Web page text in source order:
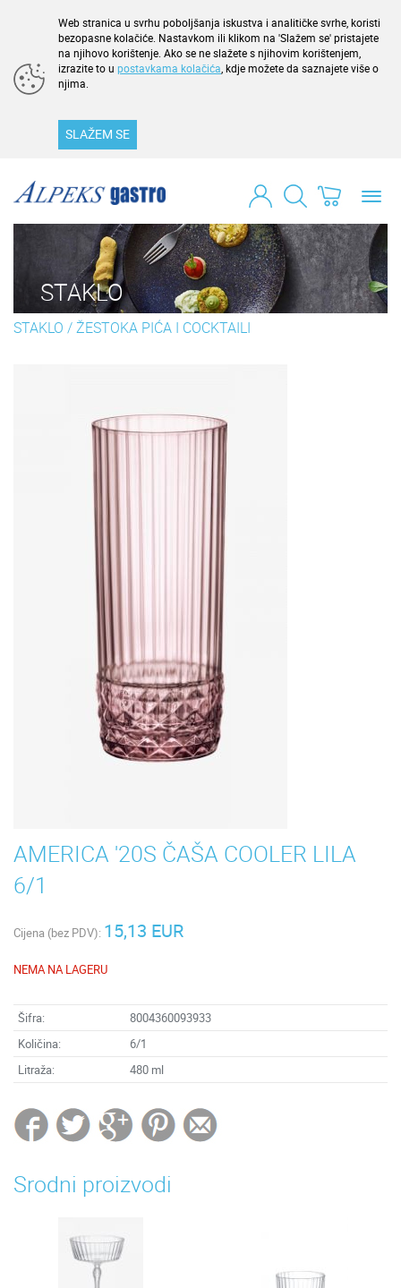
Web stranica u svrhu poboljšanja iskustva i analitičke svrhe, koristi
bezopasne kolačiće. Nastavkom ili klikom na 'Slažem se' pristajete
na njihovo korištenje. Ako se ne slažete s njihovim korištenjem,
izrazite to u postavkama kolačića , kdje možete da saznajete više o
njima.
SLAŽEM SE
STAKLO
STAKLO /ŽESTOKA PIĆA I COCKTAILI
AMERICA '20S ČAŠA COOLER LILA
6/1
Cijena (bez PDV): 15,13 EUR
NEMA NA LAGERU
Šifra:
8004360093933
Količina:
6/1
Litraža:
480 ml
Srodni proizvodi